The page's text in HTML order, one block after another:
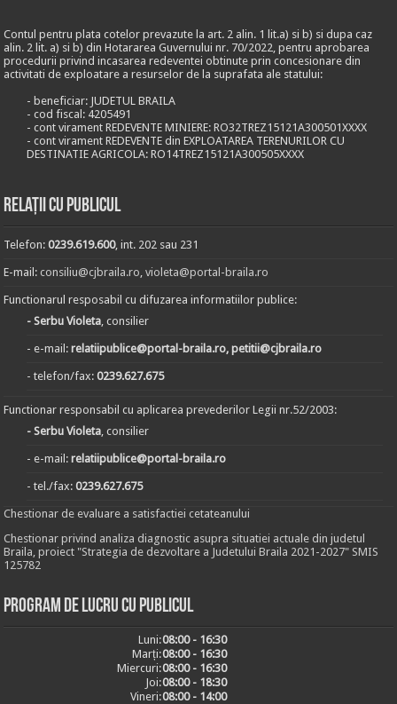
Contul pentru plata cotelor prevazute la art. 2 alin. 1 lit.a) si b) si dupa caz
alin. 2 lit. a) si b) din Hotararea Guvernului nr. 70/2022, pentru aprobarea
procedurii privind incasarea redeventei obtinute prin concesionare din
activitati de exploatare a resurselor de la suprafata ale statului:
- beneficiar: JUDETUL BRAILA
- cod fiscal: 4205491
- cont virament REDEVENTE MINIERE: RO32TREZ15121A300501XXXX
- cont virament REDEVENTE din EXPLOATAREA TERENURILOR CU
DESTINATIE AGRICOLA: RO14TREZ15121A300505XXXX
Relații cu publicul
Telefon:0239.619.600, int. 202 sau 231
E-mail:consiliu@cjbraila.ro,violeta@portal-braila.ro
Functionarul resposabil cu difuzarea informatiilor publice:
- Serbu Violeta, consilier
- e-mail:relatiipublice@portal-braila.ro, petitii@cjbraila.ro
- telefon/fax:0239.627.675
Functionar responsabil cu aplicarea prevederilor Legii nr.52/2003:
- Serbu Violeta, consilier
- e-mail:relatiipublice@portal-braila.ro
- tel./fax:0239.627.675
Chestionar de evaluare a satisfactiei cetateanului
Chestionar privind analiza diagnostic asupra situatiei actuale din judetul
Braila, proiect "Strategia de dezvoltare a Judetului Braila 2021-2027" SMIS
125782
Program de lucru cu publicul
Luni:08:00 - 16:30
Marți:08:00 - 16:30
Miercuri:08:00 - 16:30
Joi:08:00 - 18:30
Vineri:08:00 - 14:00